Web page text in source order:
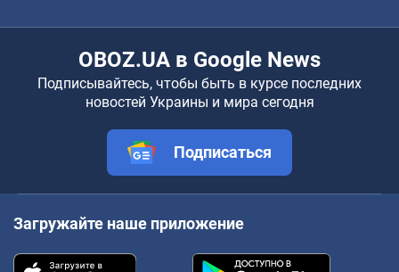
OBOZ.UA в Google News
Подписывайтесь, чтобы быть в курсе последних
новостей Украины и мира сегодня
Подписаться
Загружайте наше приложение